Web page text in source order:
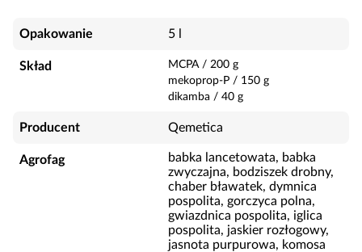
Opakowanie 5 l
Skład MCPA/ 200 g
mekoprop-P / 150 g
dikamba / 40 g
Producent Qemetica
Agrofag
babka lancetowata, babka
zwyczajna, bodziszek drobny,
chaber bławatek, dymnica
pospolita, gorczyca polna,
gwiazdnica pospolita, iglica
pospolita, jaskier rozłogowy,
jasnota purpurowa, komosa